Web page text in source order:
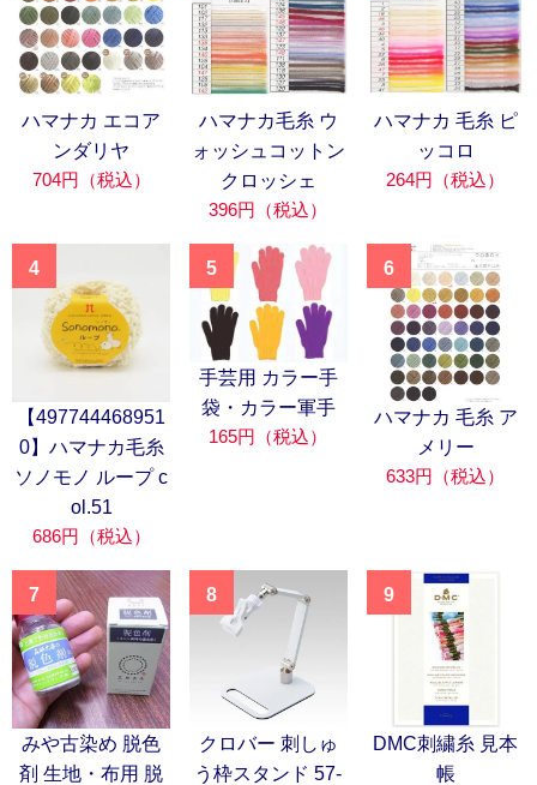
ハマナカ エコア
ンダリヤ
704円（税込）
ハマナカ毛糸 ウ
ォッシュコットン
クロッシェ
396円（税込）
ハマナカ 毛糸 ピ
ッコロ
264円（税込）
4
【497744468951
0】ハマナカ毛糸
ソノモノ ループ c
ol.51
686円（税込）
5
手芸用 カラー手
袋・カラー軍手
165円（税込）
6
ハマナカ 毛糸 ア
メリー
633円（税込）
7
みや古染め 脱色
剤 生地・布用 脱
8
クロバー 刺しゅ
う枠スタンド 57-
9
DMC刺繍糸 見本
帳